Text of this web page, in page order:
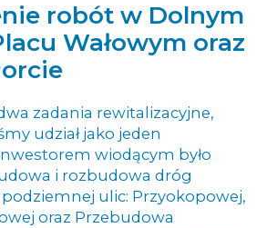
robót w Dolnym
Wałowym oraz
zadania rewitalizacyjne,
udział jako jeden
wiodącym było
i rozbudowa dróg
ulic: Przyokopowej,
oraz Przebudowa